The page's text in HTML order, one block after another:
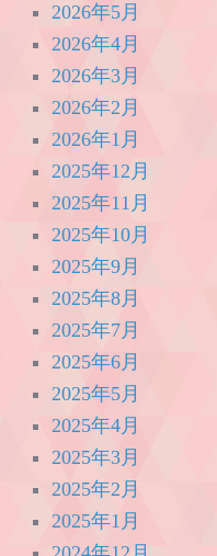
2026年5月
2026年4月
2026年3月
2026年2月
2026年1月
2025年12月
2025年11月
2025年10月
2025年9月
2025年8月
2025年7月
2025年6月
2025年5月
2025年4月
2025年3月
2025年2月
2025年1月